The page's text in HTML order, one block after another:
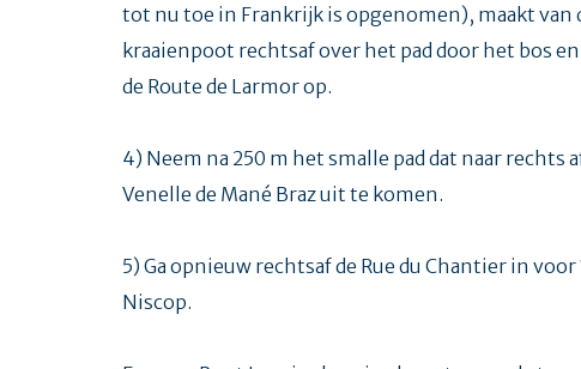
tot nu toe in Frankrijk is opgenomen), maakt van
kraaienpoot rechtsaf over het pad door het bos
de Route de Larmor op.
4) Neem na 250 m het smalle pad dat naar rechts
Venelle de Mané Braz uit te komen.
5) Ga opnieuw rechtsaf de Rue du Chantier in
Niscop.